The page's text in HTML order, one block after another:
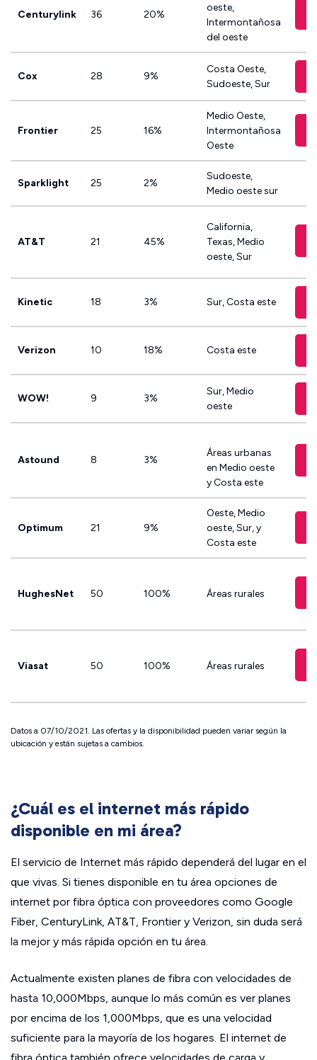
Centurylink 36 20%
oeste,
Intermontañosa
del oeste
Cox 28 9%
Costa Oeste,
Sudoeste, Sur
Frontier 25 16%
Medio Oeste,
Intermontañosa
Oeste
Sparklight 25 2%
Sudoeste,
Medio oeste sur
AT&T 21 45%
California,
Texas, Medio
oeste, Sur
Kinetic 18 3% Sur, Costa este
Verizon 10 18% Costa este
WOW! 9 3%
Sur, Medio
oeste
Astound 8 3%
Áreas urbanas
en Medio oeste
y Costa este
Optimum 21 9%
Oeste, Medio
oeste, Sur, y
Costa este
HughesNet 50 100% Áreas rurales
Viasat 50 100% Áreas rurales
Datos a 07/10/2021. Las ofertas y la disponibilidad pueden variar según la
ubicación y están sujetas a cambios.
¿Cuál es el internet más rápido
disponible en mi área?
El servicio de Internet más rápido dependerá del lugar en el
que vivas. Si tienes disponible en tu área opciones de
internet por fibra óptica con proveedores como Google
Fiber, CenturyLink, AT&T, Frontier y Verizon, sin duda será
la mejor y más rápida opción en tu área.
Actualmente existen planes de fibra con velocidades de
hasta 10,000Mbps, aunque lo más común es ver planes
por encima de los 1,000Mbps, que es una velocidad
suficiente para la mayoría de los hogares. El internet de
fibra óptica también ofrece velocidades de carga y